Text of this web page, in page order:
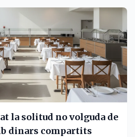
la solitud no volguda de
dinars compartits